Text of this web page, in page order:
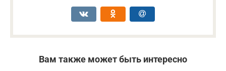
Вам также может быть интересно